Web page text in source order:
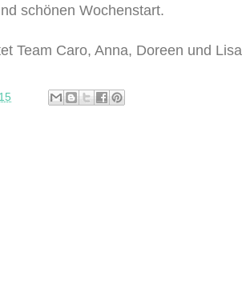
schönen Wochenstart.
Team Caro, Anna, Doreen und Lisa